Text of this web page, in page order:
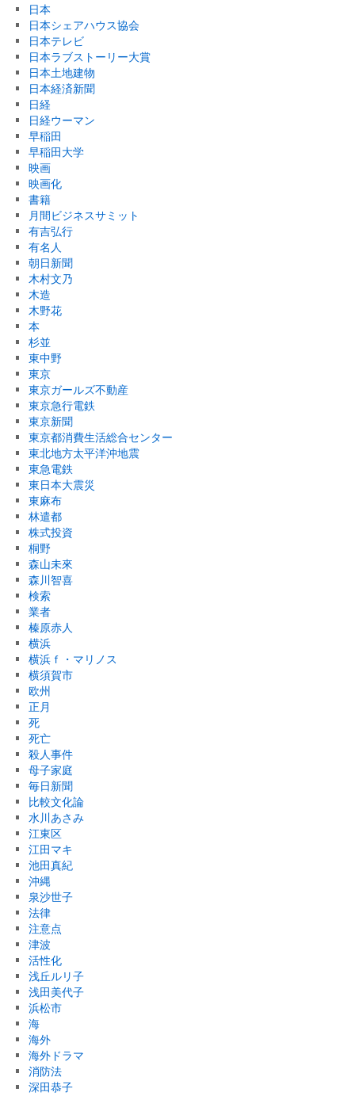
日本
日本シェアハウス協会
日本テレビ
日本ラブストーリー大賞
日本土地建物
日本経済新聞
日経
日経ウーマン
早稲田
早稲田大学
映画
映画化
書籍
月間ビジネスサミット
有吉弘行
有名人
朝日新聞
木村文乃
木造
木野花
本
杉並
東中野
東京
東京ガールズ不動産
東京急行電鉄
東京新聞
東京都消費生活総合センター
東北地方太平洋沖地震
東急電鉄
東日本大震災
東麻布
林遣都
株式投資
桐野
森山未來
森川智喜
検索
業者
榛原赤人
横浜
横浜ｆ・マリノス
横須賀市
欧州
正月
死
死亡
殺人事件
母子家庭
毎日新聞
比較文化論
水川あさみ
江東区
江田マキ
池田真紀
沖縄
泉沙世子
法律
注意点
津波
活性化
浅丘ルリ子
浅田美代子
浜松市
海
海外
海外ドラマ
消防法
深田恭子